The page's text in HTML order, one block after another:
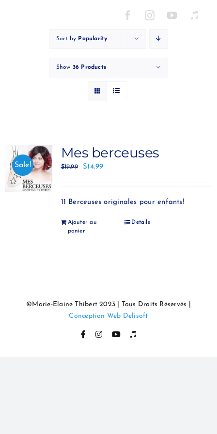
Sort by Popularity
Show 36 Products
Sale!
Mes berceuses
$19.99 $14.99
11 Berceuses originales pour enfants!
Ajouter au
panier
Details
©Marie-Elaine Thibert 2023 | Tous Droits Réservés |
Conception Web Delisoft
FacebookInstagramYouTube